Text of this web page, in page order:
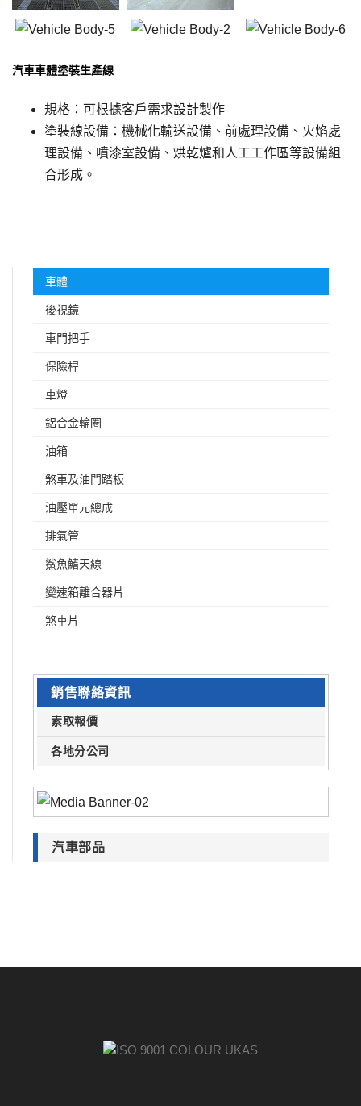
汽車車體塗裝生產線
規格：可根據客戶需求設計製作
塗裝線設備：機械化輸送設備、前處理設備、火焰處
理設備、噴漆室設備、烘乾爐和人工工作區等設備組
合形成。
車體
後視鏡
車門把手
保險桿
車燈
鋁合金輪圈
油箱
煞車及油門踏板
油壓單元總成
排氣管
鯊魚鰭天線
變速箱離合器片
煞車片
銷售聯絡資訊
索取報價
各地分公司
汽車部品